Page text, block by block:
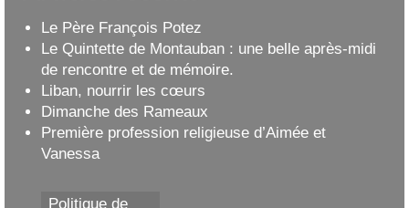
Le Père François Potez
Le Quintette de Montauban : une belle après-midi
de rencontre et de mémoire.
Liban, nourrir les cœurs
Dimanche des Rameaux
Première profession religieuse d’Aimée et
Vanessa
Politique de